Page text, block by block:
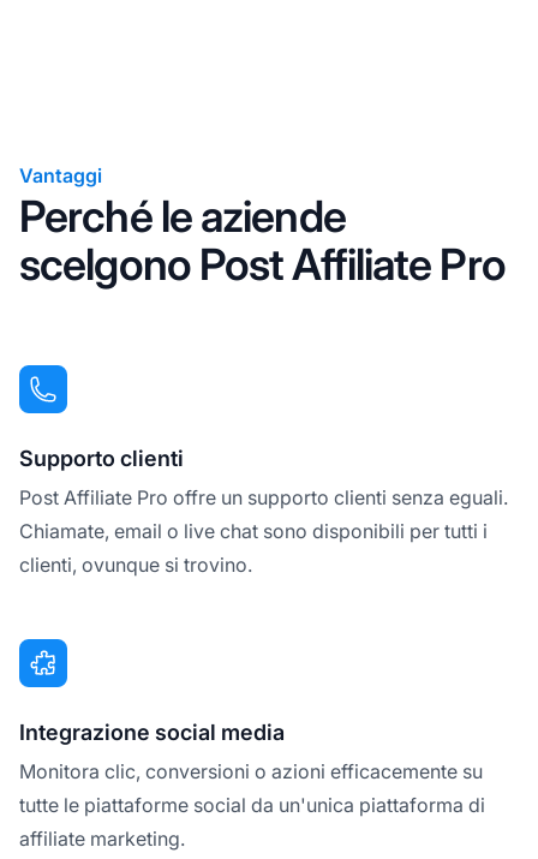
Vantaggi
Perché le aziende
scelgono Post Affiliate Pro
Supporto clienti
Post Affiliate Pro offre un supporto clienti senza eguali.
Chiamate, email o live chat sono disponibili per tutti i
clienti, ovunque si trovino.
Integrazione social media
Monitora clic, conversioni o azioni efficacemente su
tutte le piattaforme social da un'unica piattaforma di
affiliate marketing.